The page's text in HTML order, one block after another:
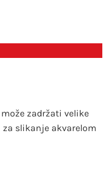
zadržati velike
slikanje akvarelom